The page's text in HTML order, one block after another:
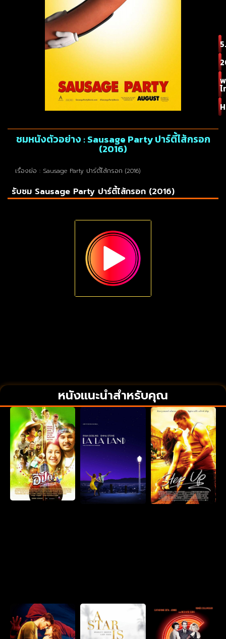
ชมหนังตัวอย่าง : Sausage Party ปาร์ตี้ไส้กรอก
(2016)
เรื่องย่อ : Sausage Party ปาร์ตี้ไส้กรอก (2016)
รับชม Sausage Party ปาร์ตี้ไส้กรอก (2016)
หนังแนะนำสำหรับคุณ